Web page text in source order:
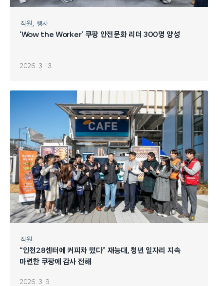
직원 행사
‘Wow the Worker’ 쿠팡 안전문화 리더 300명 양성
2026. 3. 13.
직원
“인천28센터에 커피차 떴다” 재능대, 청년 일자리 지속
마련한 쿠팡에 감사 전해
2026. 3. 9.